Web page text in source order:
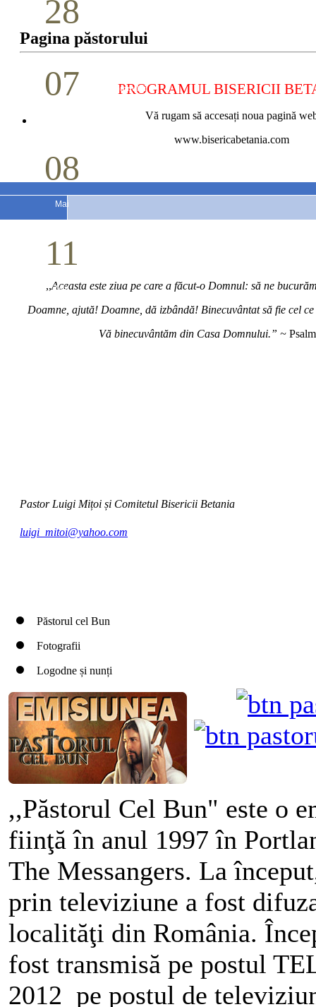
28
Aprilie
07 Cina Domnului
08
Mai
11
Mai
Pagina păstorului
PROGRAMUL BISERICII
Vă rugam să accesați noua pagină
www.bisericabetania.com
,,Aceasta este ziua pe care a făcut-o Domnul: să ne
Doamne, ajută! Doamne, dă izbândă! Binecuvântat să fie cel
Vă binecuvântăm din Casa Domnului.” ~
Pastor Luigi Mițoi și Comitetul Bisericii Betania
luigi_mitoi@yahoo.com
Păstorul cel Bun
Fotografii
Logodne și nunți
,,Păstorul Cel Bun" este o
fiinţă în anul 1997 în
The Messangers. La
prin televiziune a fost
localităţi din România.
fost transmisă pe postul
2012 pe postul de